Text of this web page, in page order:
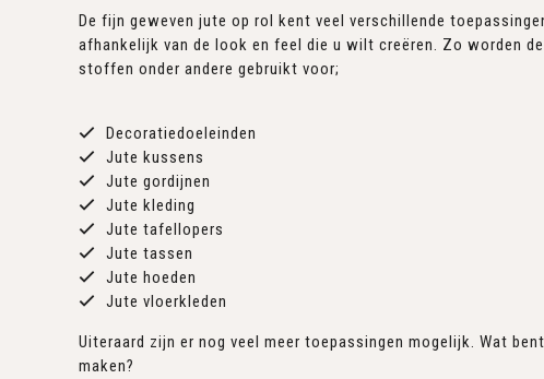
De fijn geweven jute op rol kent veel verschillende
afhankelijk van de look en feel die u wilt creëren. Zo worden
stoffen onder andere gebruikt voor;
Decoratiedoeleinden
Jute kussens
Jute gordijnen
Jute kleding
Jute tafellopers
Jute tassen
Jute hoeden
Jute vloerkleden
Uiteraard zijn er nog veel meer toepassingen mogelijk. Wat
maken?